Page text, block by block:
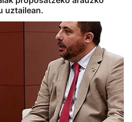
uztailean.